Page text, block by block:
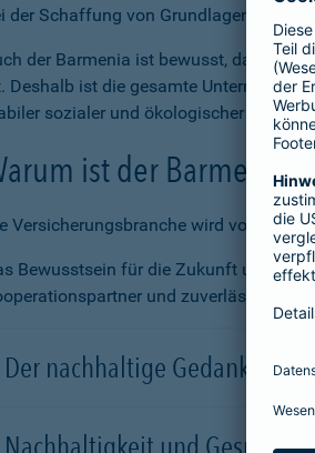
der Schaffung von Grundlagen für
der Barmenia ist bewusst, dass
Deshalb ist die gesamte
sozialer und ökologischer
ist der Barmenia
Versicherungsbranche wird von der
Bewusstsein für die Zukunft und die
und zuverlässiger
Der nachhaltige Gedanke
Nachhaltigkeit und